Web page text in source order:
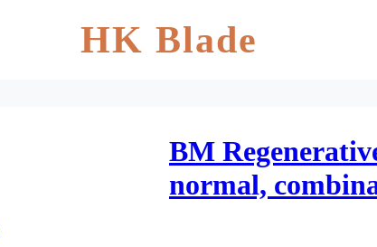
HK Blade
BM
normal,